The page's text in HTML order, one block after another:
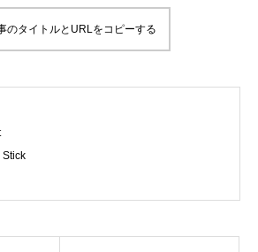
のタイトルとURLをコピーする
Stick